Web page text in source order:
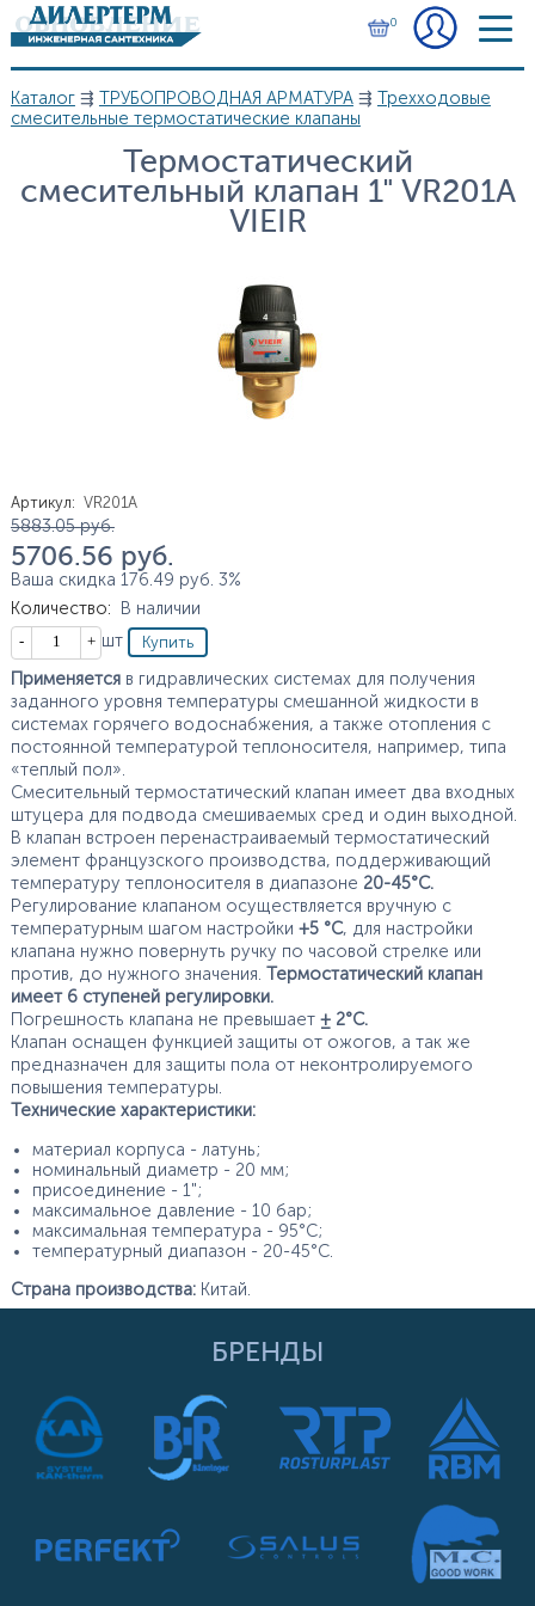
Перейти к основному содержанию
0
Вы здесь
Каталог⇶ ТРУБОПРОВОДНАЯ АРМАТУРА⇶ Трехходовые
смесительные термостатические клапаны
Термостатический
смесительный клапан 1" VR201A
VIEIR
Артикул: VR201A
Цена
5 883.05 руб.
5 706.56 руб.
Ваша скидка 176.49 руб. 3%
Количество:
В наличии
Кол-во
шт
Применяетсяв гидравлических системах для получения
заданного уровня температуры смешанной жидкости в
системах горячего водоснабжения, а также отопления с
постоянной температурой теплоносителя, например, типа
«теплый пол».
Смесительный термостатический клапан имеет два входных
штуцера для подвода смешиваемых сред и один выходной.
В клапан встроен перенастраиваемый термостатический
элемент французского производства, поддерживающий
температуру теплоносителя в диапазоне 20-45°С.
Регулирование клапаном осуществляется вручную с
температурным шагом настройки +5 °С, для настройки
клапана нужно повернуть ручку по часовой стрелке или
против, до нужного значения. Термостатический клапан
имеет 6 ступеней регулировки.
Погрешность клапана не превышает ± 2°С.
Клапан оснащен функцией защиты от ожогов, а так же
предназначен для защиты пола от неконтролируемого
повышения температуры.
Технические характеристики:
материал корпуса - латунь;
номинальный диаметр - 20 мм;
присоединение - 1";
максимальное давление - 10 бар;
максимальная температура - 95°С;
температурный диапазон - 20-45°С.
Страна производства:Китай.
БРЕНДЫ